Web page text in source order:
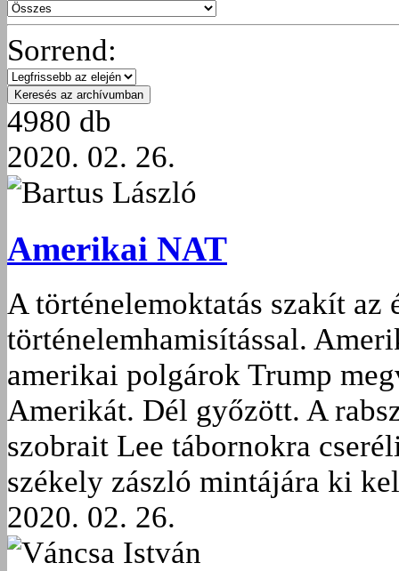
Sorrend:
4980 db
2020. 02. 26.
Bartus László
Amerikai NAT
A történelemoktatás szakít az
történelemhamisítással.
amerikai polgárok Trump
Amerikát. Dél győzött. A
szobrait Lee tábornokra
székely zászló mintájára ki
2020. 02. 26.
Váncsa István